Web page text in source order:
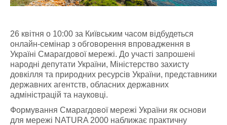
26 квітня о 10:00 за Київським часом відбудеться
онлайн-семінар з обговорення впровадження в
Україні Смарагдової мережі. До участі запрошені
народні депутати України, Міністерство захисту
довкілля та природних ресурсів України, представники
державних агентств, обласних державних
адміністрацій та науковці.
Формування Смарагдової мережі України як основи
для мережі NATURA 2000 наближає практичну